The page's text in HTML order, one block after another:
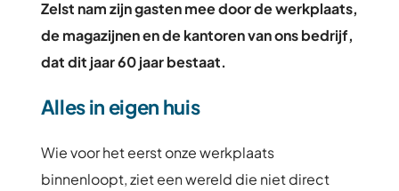
Zelst nam zijn gasten mee door de werkplaats,
de magazijnen en de kantoren van ons bedrijf,
dat dit jaar 60 jaar bestaat.
Alles in eigen huis
Wie voor het eerst onze werkplaats
binnenloopt, ziet een wereld die niet direct